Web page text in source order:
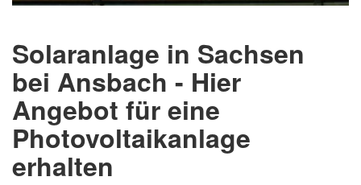
Solaranlage in Sachsen
bei Ansbach - Hier
Angebot für eine
Photovoltaikanlage
erhalten